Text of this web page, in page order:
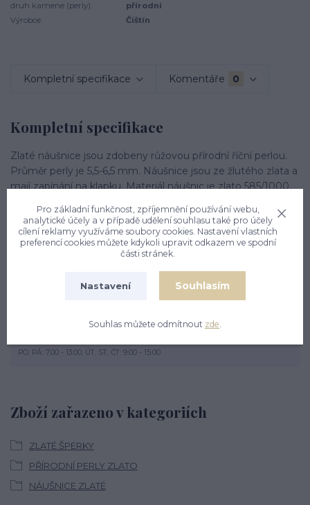
druh kamene (perly):
přírodní
Výrobce:
Čištín
Kompletní specifikace Komentáře 0
Kompletní specifikace
Zlaté náušnice jsou zdobeny růžovou přírodní říční perlou.
Průměr perly je 5,5-6,5 mm. Náušnice jsou ze žlutého zlata a
mají zapínání na klapku. Materiál náušnic je zlato 585/1000.
je cca 2,10 g.
Zboží zařazeno v kategoriích
ZLATÉ ŠPERKY
PŘÍRODNÍ PERLY ZLATO
NÁUŠNICE ZLATÉ
PO, PÁ: 7.00 - 13.00, ÚT, ST, ČT: 9.00 - 15.00
Pro základní funkčnost, zpříjemnění používání webu,
analytické účely a v případě udělení souhlasu také pro účely
cílení reklamy využíváme soubory cookies. Nastavení vlastních
preferencí cookies můžete kdykoli upravit odkazem ve spodní
části stránek.
Nastavení Souhlasím
Souhlas můžete odmítnout zde